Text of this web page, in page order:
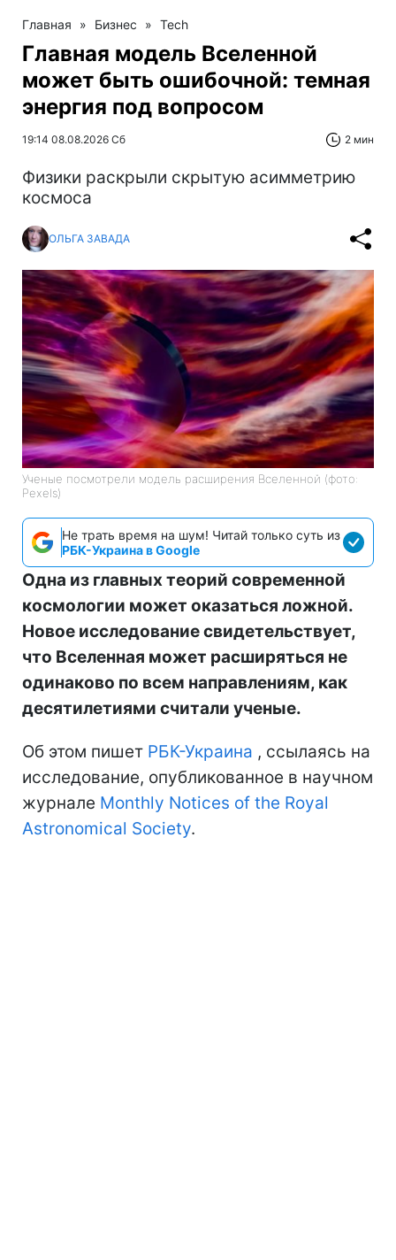
Главная » Бизнес » Tech
Главная модель Вселенной
может быть ошибочной: темная
энергия под вопросом
19:14 08.08.2026 Сб 2 мин
Физики раскрыли скрытую асимметрию
космоса
ОЛЬГА ЗАВАДА
Ученые посмотрели модель расширения Вселенной (фото:
Pexels)
Не трать время на шум! Читай только суть из
РБК-Украина в Google
Одна из главных теорий современной
космологии может оказаться ложной.
Новое исследование свидетельствует,
что Вселенная может расширяться не
одинаково по всем направлениям, как
десятилетиями считали ученые.
Об этом пишет РБК-Украина , ссылаясь на
исследование, опубликованное в научном
журнале Monthly Notices of the Royal
Astronomical Society.